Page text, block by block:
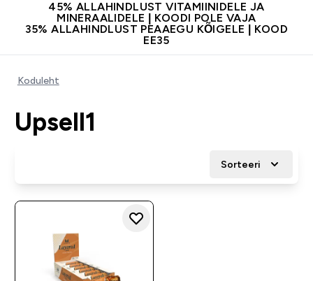
45% ALLAHINDLUST VITAMIINIDELE JA
MINERAALIDELE | KOODI POLE VAJA
35% ALLAHINDLUST PEAAEGU KÕIGELE | KOOD
EE35
Koduleht
Upsell1
Sorteeri